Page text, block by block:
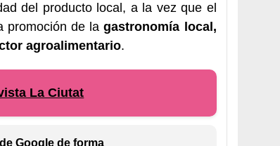
del producto local, a la vez que el
promoción de lagastronomía local,
agroalimentario.
La Ciutat
Google de forma